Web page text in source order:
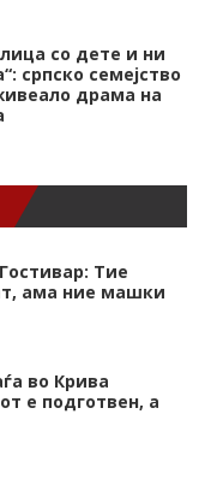
со дете и ни
српско семејство
драма на
Тие
ама ние машки
во Крива
е подготвен, а